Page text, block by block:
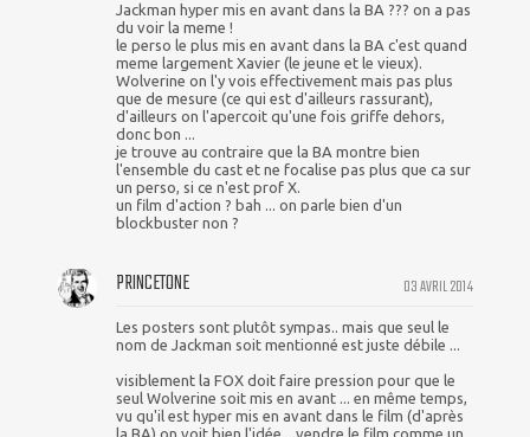
Jackman hyper mis en avant dans la BA ??? on a pas
du voir la meme !
le perso le plus mis en avant dans la BA c'est quand
meme largement Xavier (le jeune et le vieux).
Wolverine on l'y vois effectivement mais pas plus
que de mesure (ce qui est d'ailleurs rassurant),
d'ailleurs on l'apercoit qu'une fois griffe dehors,
donc bon ...
je trouve au contraire que la BA montre bien
l'ensemble du cast et ne focalise pas plus que ca sur
un perso, si ce n'est prof X.
un film d'action ? bah ... on parle bien d'un
blockbuster non ?
03 AVRIL 2014
PRINCETONE
Les posters sont plutôt sympas.. mais que seul le
nom de Jackman soit mentionné est juste débile ...
visiblement la FOX doit faire pression pour que le
seul Wolverine soit mis en avant ... en même temps,
vu qu'il est hyper mis en avant dans le film (d'après